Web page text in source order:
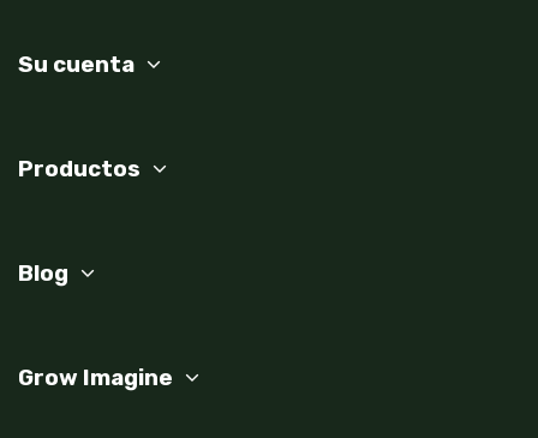
Su cuenta
Productos
Blog
Grow Imagine